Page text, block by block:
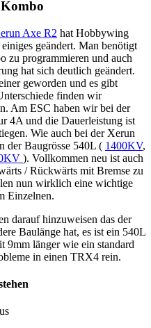
Axe R2 hat Hobbywing
geändert. Man benötigt
zu programmieren und auch
hat sich deutlich geändert.
geworden und es gibt
finden wir
Am ESC haben wir bei der
4A und die Dauerleistung ist
Wie auch bei der Xerun
der Baugrösse 540L ( 1400KV,
). Vollkommen neu ist auch
/ Rückwärts mit Bremse zu
nun wirklich eine wichtige
Einzelnen.
darauf hinzuweisen das der
Baulänge hat, es ist ein 540L
9mm länger wie ein standard
in einen TRX4 rein.